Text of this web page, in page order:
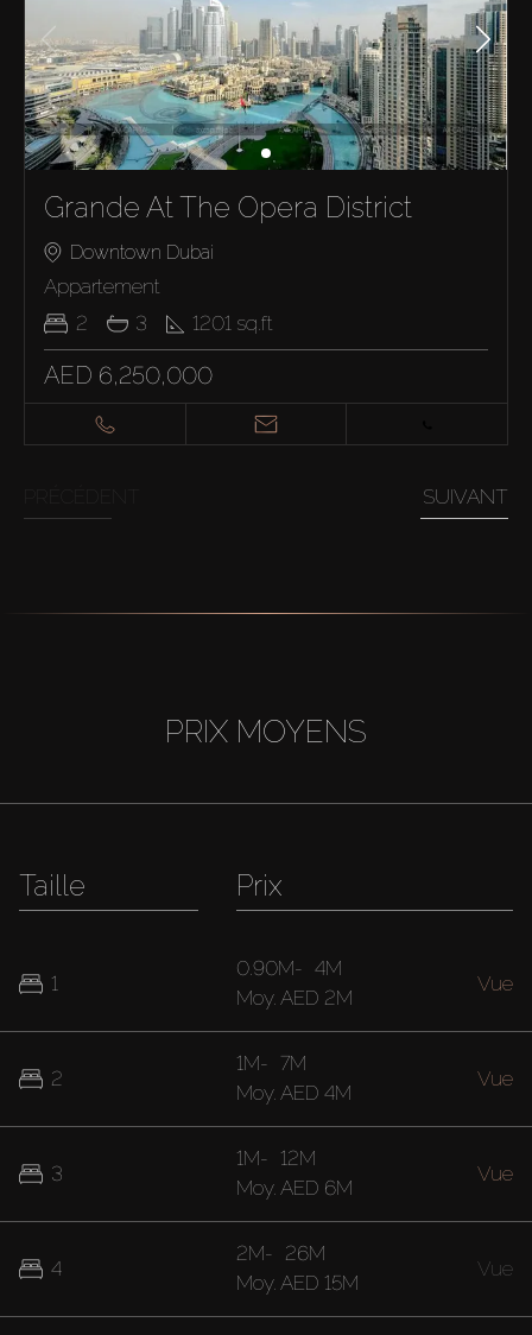
Grande At The Opera District
Downtown Dubai
Appartement
2
3 1201 sq.ft
AED 6,250,000
SUIVANT
PRIX MOYENS
Taille
1
2
3
4
Prix
0.90M- 4M
Moy. AED 2M
Vue
1M- 7M
Moy. AED 4M
Vue
1M- 12M
Moy. AED 6M
Vue
2M- 26M
Moy. AED 15M
Vue